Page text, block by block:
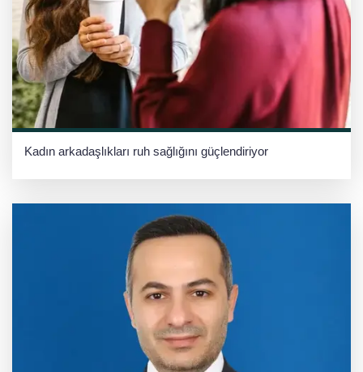
Kadın arkadaşlıkları ruh sağlığını güçlendiriyor